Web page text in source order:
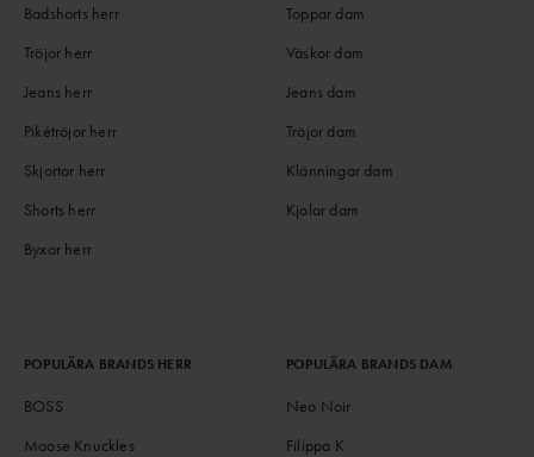
Badshorts herr
Tröjor herr
Jeans herr
Pikétröjor herr
Skjortor herr
Shorts herr
Byxor herr
Toppar dam
Väskor dam
Jeans dam
Tröjor dam
Klänningar dam
Kjolar dam
POPULÄRA BRANDS HERR
BOSS
Moose Knuckles
POPULÄRA BRANDS DAM
Neo Noir
Filippa K